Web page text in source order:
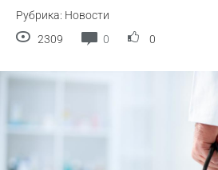
Рубрика: Новости
2309
0 0